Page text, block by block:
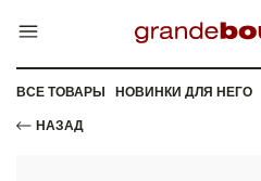
ВСЕ ТОВАРЫ НОВИНКИ ДЛЯ НЕГО
НАЗАД